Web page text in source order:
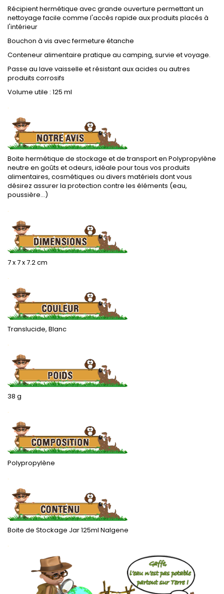
Récipient hermétique avec grande ouverture permettant un
nettoyage facile comme l'accès rapide aux produits placés à
l'intérieur
Bouchon à vis avec fermeture étanche
Conteneur alimentaire pratique au camping, survie et voyage.
Passe au lave vaisselle et résistant aux acides ou autres
produits corrosifs
Volume utile : 125 ml
.
Boite hermétique de stockage et de transport en Polypropylène
neutre en goûts et odeurs, idéale pour tous vos produits
alimentaires, cosmétiques ou divers matériels dont vous
désirez assurer la protection contre les éléments (eau,
poussière...)
.
7 x 7 x 7.2 cm
.
Translucide, Blanc
.
38 g
.
Polypropylène
.
Boite de Stockage Jar 125ml Nalgene
.